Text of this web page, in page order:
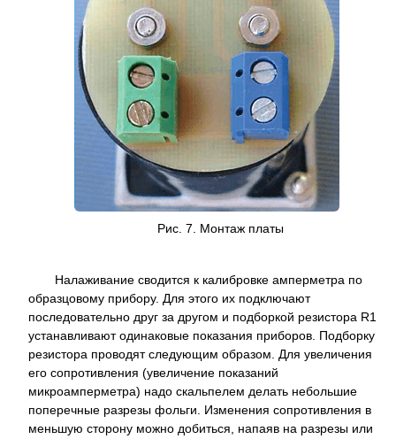
Рис. 7. Монтаж платы
Налаживание сводится к калибровке амперметра по
образцовому прибору. Для этого их подключают
последовательно друг за другом и подборкой резистора R1
устанавливают одинаковые показания приборов. Подборку
резистора проводят следующим образом. Для увеличения
его сопротивления (увеличение показаний
микроамперметра) надо скальпелем делать небольшие
поперечные разрезы фольги. Изменения сопротивления в
меньшую сторону можно добиться, напаяв на разрезы или